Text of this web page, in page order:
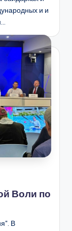
и и
Воли по
В